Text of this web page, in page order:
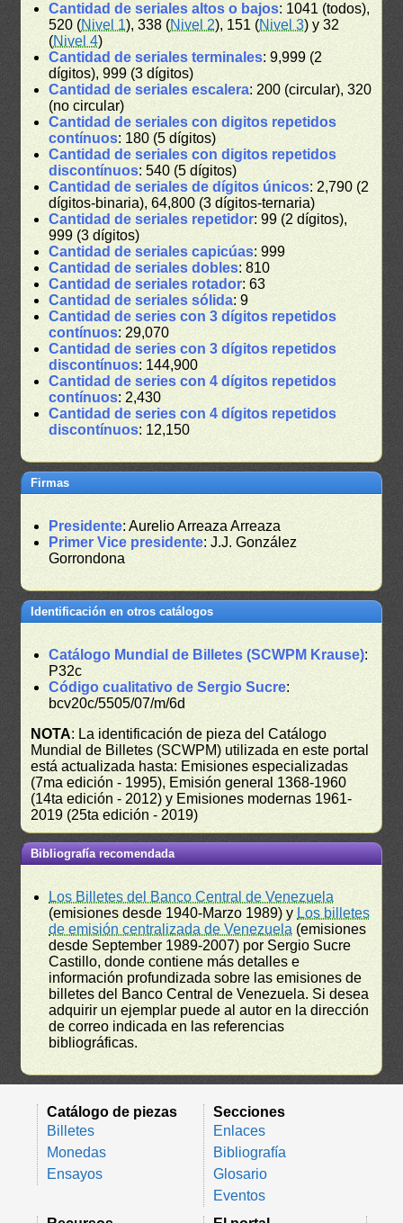
Cantidad de seriales altos o bajos: 1041 (todos),
520 (Nivel 1), 338 (Nivel 2), 151 (Nivel 3) y 32
(Nivel 4)
Cantidad de seriales terminales: 9,999 (2
dígitos), 999 (3 dígitos)
Cantidad de seriales escalera: 200 (circular), 320
(no circular)
Cantidad de seriales con digitos repetidos
contínuos: 180 (5 dígitos)
Cantidad de seriales con digitos repetidos
discontínuos: 540 (5 dígitos)
Cantidad de seriales de dígitos únicos: 2,790 (2
dígitos-binaria), 64,800 (3 dígitos-ternaria)
Cantidad de seriales repetidor: 99 (2 dígitos),
999 (3 dígitos)
Cantidad de seriales capicúas: 999
Cantidad de seriales dobles: 810
Cantidad de seriales rotador: 63
Cantidad de seriales sólida: 9
Cantidad de series con 3 dígitos repetidos
contínuos: 29,070
Cantidad de series con 3 dígitos repetidos
discontínuos: 144,900
Cantidad de series con 4 dígitos repetidos
contínuos: 2,430
Cantidad de series con 4 dígitos repetidos
discontínuos: 12,150
Firmas
Presidente: Aurelio Arreaza Arreaza
Primer Vice presidente: J.J. González
Gorrondona
Identificación en otros catálogos
Catálogo Mundial de Billetes (SCWPM Krause):
P32c
Código cualitativo de Sergio Sucre:
bcv20c/5505/07/m/6d
NOTA: La identificación de pieza del Catálogo
Mundial de Billetes (SCWPM) utilizada en este portal
está actualizada hasta: Emisiones especializadas
(7ma edición - 1995), Emisión general 1368-1960
(14ta edición - 2012) y Emisiones modernas 1961-
2019 (25ta edición - 2019)
Bibliografía recomendada
Los Billetes del Banco Central de Venezuela
(emisiones desde 1940-Marzo 1989) y Los billetes
de emisión centralizada de Venezuela (emisiones
desde September 1989-2007) por Sergio Sucre
Castillo, donde contiene más detalles e
información profundizada sobre las emisiones de
billetes del Banco Central de Venezuela. Si desea
adquirir un ejemplar puede al autor en la dirección
de correo indicada en las referencias
bibliográficas.
Catálogo de piezas
Billetes
Monedas
Ensayos
Secciones
Enlaces
Bibliografía
Glosario
Eventos